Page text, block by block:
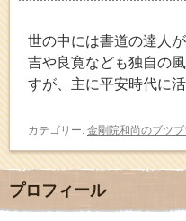
世の中には書道の達人
吉や良寛なども独自の
すが、主に平安時代に
カテゴリー: 金剛院和尚のブツ
プロフィール